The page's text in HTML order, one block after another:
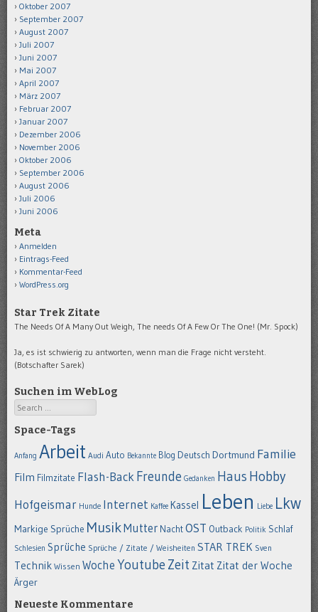
Oktober 2007
September 2007
August 2007
Juli 2007
Juni 2007
Mai 2007
April 2007
März 2007
Februar 2007
Januar 2007
Dezember 2006
November 2006
Oktober 2006
September 2006
August 2006
Juli 2006
Juni 2006
Meta
Anmelden
Eintrags-Feed
Kommentar-Feed
WordPress.org
Star Trek Zitate
The Needs Of A Many Out Weigh, The needs Of A Few Or The One! (Mr. Spock)
Ja, es ist schwierig zu antworten, wenn man die Frage nicht versteht.
(Botschafter Sarek)
Suchen im WebLog
Search
Space-Tags
Anfang Arbeit Audi Auto Bekannte Blog Deutsch Dortmund Familie
Film Filmzitate Flash-BackFreunde Gedanken Haus Hobby
Hofgeismar Hunde Internet Kaffee Kassel Leben Liebe Lkw
Markige Sprüche MusikMutter NachtOST Outback Politik Schlaf
Schlesien Sprüche Sprüche / Zitate / Weisheiten STAR TREK Sven
Technik Wissen Woche Youtube Zeit Zitat Zitat der Woche
Ärger
Neueste Kommentare